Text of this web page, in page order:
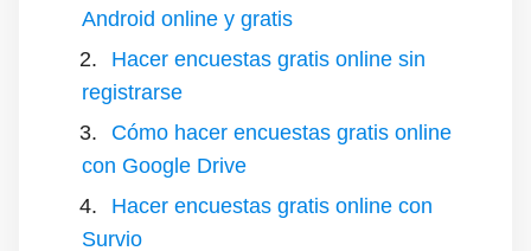
Android online y gratis
Hacer encuestas gratis online sin
registrarse
Cómo hacer encuestas gratis online
con Google Drive
Hacer encuestas gratis online con
Survio